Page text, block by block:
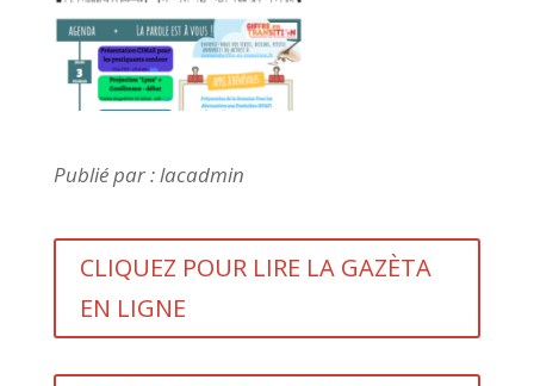
Publié par : lacadmin
CLIQUEZ POUR LIRE LA GAZÈTA
EN LIGNE